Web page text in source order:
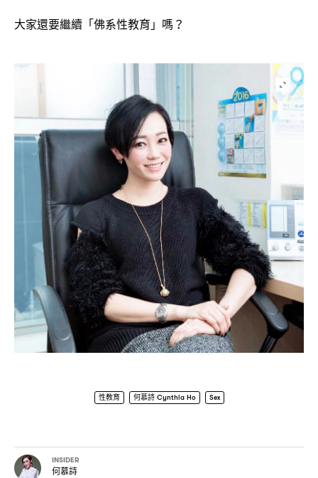
大家還要繼續「佛系性教育」嗎 ？
性教育 何慕詩 Cynthia Ho Sex
INSIDER
何慕詩